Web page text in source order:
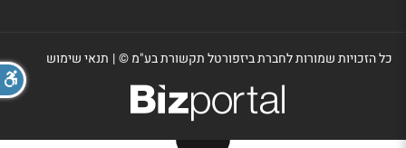
כל הזכויות שמורות לחברת ביזפורטל תקשורת בע"מ ©| תנאי שימוש